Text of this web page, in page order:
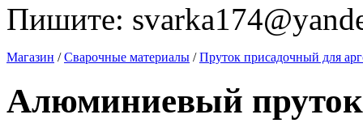
Пишите:
Магазин / Сварочные материалы / Пруток присадочный для
Алюминиевый пруток